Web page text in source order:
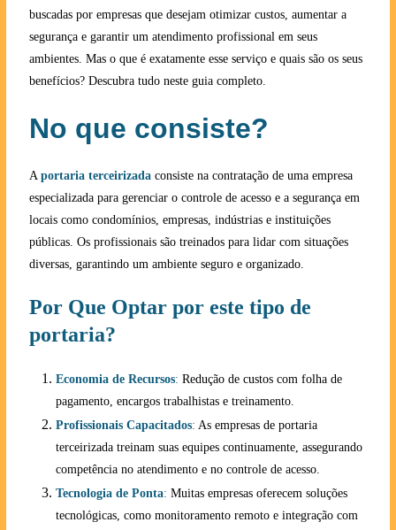
buscadas por empresas que desejam otimizar custos, aumentar a
segurança e garantir um atendimento profissional em seus
ambientes. Mas o que é exatamente esse serviço e quais são os seus
benefícios? Descubra tudo neste guia completo.
No que consiste?
A portaria terceirizadaconsiste na contratação de uma empresa
especializada para gerenciar o controle de acesso e a segurança em
locais como condomínios, empresas, indústrias e instituições
públicas. Os profissionais são treinados para lidar com situações
diversas, garantindo um ambiente seguro e organizado.
Por Que Optar por este tipo de
portaria?
Economia de Recursos: Redução de custos com folha de
pagamento, encargos trabalhistas e treinamento.
Profissionais Capacitados: As empresas de portaria
terceirizada treinam suas equipes continuamente, assegurando
competência no atendimento e no controle de acesso.
Tecnologia de Ponta: Muitas empresas oferecem soluções
tecnológicas, como monitoramento remoto e integração com